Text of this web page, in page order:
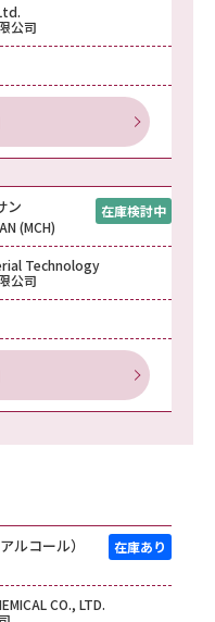
公司
ン
(MCH)
Technology
公司
ルコール）
CO., LTD.